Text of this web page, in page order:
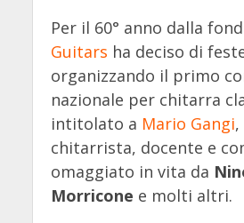
Per il 60° anno dalla
Guitars ha deciso di
organizzando il primo
nazionale per chitarra
intitolato a Mario Gangi
chitarrista, docente e
omaggiato in vita da
Morricone e molti altri.